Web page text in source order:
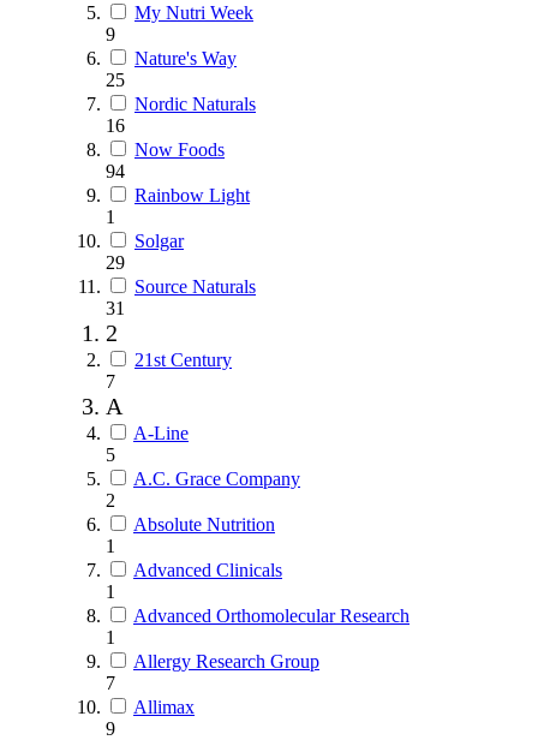
My Nutri Week
9
Nature's Way
25
Nordic Naturals
16
Now Foods
94
Rainbow Light
1
Solgar
29
Source Naturals
31
2
21st Century
7
A
A-Line
5
A.C. Grace Company
2
Absolute Nutrition
1
Advanced Clinicals
1
Advanced Orthomolecular Research
1
Allergy Research Group
7
Allimax
9